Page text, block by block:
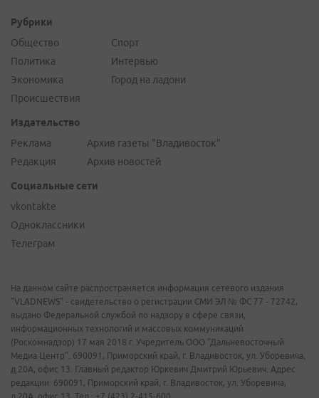
Рубрики
Общество
Политика
Экономика
Происшествия
Спорт
Интервью
Город на ладони
Издательство
Реклама
Редакция
Архив газеты "Владивосток"
Архив новостей
Социальные сети
vkontakte
Одноклассники
Телеграм
На данном сайте распространяется информация сетевого издания
"VLADNEWS" - свидетельство о регистрации СМИ ЭЛ № ФС 77 - 72742,
выдано Федеральной службой по надзору в сфере связи,
информационных технологий и массовых коммуникаций
(Роскомнадзор) 17 мая 2018 г. Учредитель ООО "Дальневосточный
Медиа Центр". 690091, Приморский край, г. Владивосток, ул. Уборевича,
д.20А, офис 13. Главный редактор Юркевич Дмитрий Юрьевич. Адрес
редакции: 690091, Приморский край, г. Владивосток, ул. Уборевича,